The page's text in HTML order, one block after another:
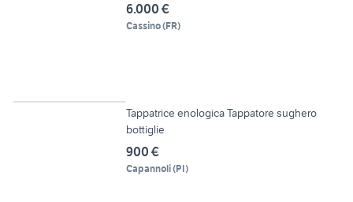
6.000 €
Cassino(FR)
Tappatrice enologica Tappatore sughero
bottiglie
900 €
Capannoli(PI)